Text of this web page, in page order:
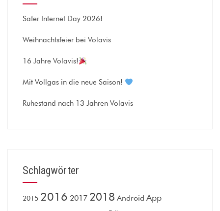
Safer Internet Day 2026!
Weihnachtsfeier bei Volavis
16 Jahre Volavis!
Mit Vollgas in die neue Saison!
Ruhestand nach 13 Jahren Volavis
Schlagwörter
2015 2016 2017 2018 Android App